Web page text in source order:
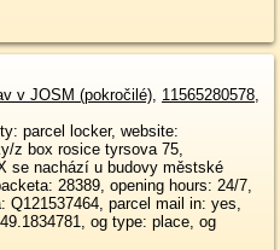
v JOSM (pokročilé), 11565280578,
parcel locker, website:
z box rosice tyrsova 75,
se nachází u budovy městské
28389, opening hours: 24/7,
Q121537464, parcel mail in: yes,
og type: place, og